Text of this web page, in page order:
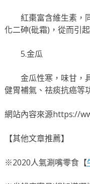
紅棗富含維生素，
化二砷(砒霜)，從而引
5.金瓜
金瓜性寒，味甘，
健胃補氣、祛痰抗癌等
網站內容來源https://
【其他文章推薦】
※2020人氣涮嘴零食【